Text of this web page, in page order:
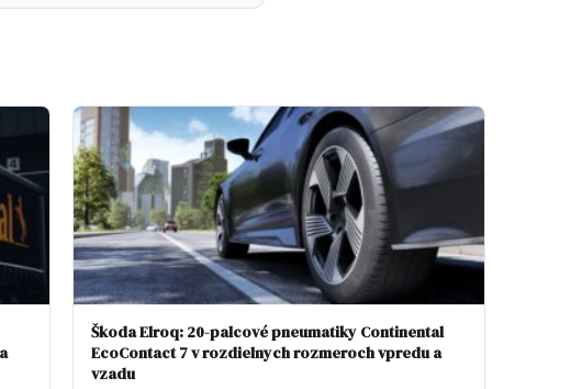
Škoda Elroq: 20-palcové pneumatiky Continental
EcoContact 7 v rozdielnych rozmeroch vpredu a
vzadu